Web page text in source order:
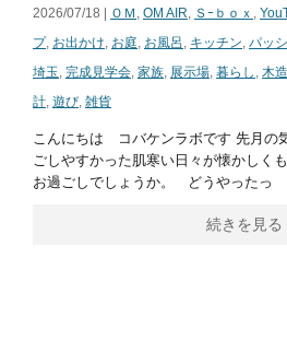
2026/07/18 | ＯＭ , OM AIR, Ｓｰｂｏｘ ,
プ, お出かけ, お庭, お風呂, キッチン, パッ
埼玉, 完成見学会, 家族, 展示場, 暮らし , 木造
計, 遊び, 雑貨
こんにちは コバケンラボです 先月の
ごしやすかった肌寒い日々が懐かしく
お過ごしでしょうか。 どうやったっ
続きを見る